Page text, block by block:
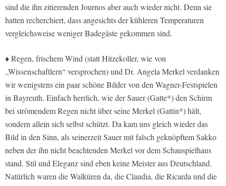
sind die ihn zitierenden Journos aber auch wieder nicht. Denn sie
hatten recherchiert, dass angesichts der kühleren Temperaturen
vergleichsweise weniger Badegäste gekommen sind.
♦ Regen, frischem Wind (statt Hitzekoller, wie von
„Wissenschaftlern“ versprochen) und Dr. Angela Merkel verdanken
wir wenigstens ein paar schöne Bilder von den Wagner-Festspielen
in Bayreuth. Einfach herrlich, wie der Sauer (Gatte*) den Schirm
bei strömendem Regen nicht über seine Merkel (Gattin*) hält,
sondern allein sich selbst schützt. Da kam uns gleich wieder das
Bild in den Sinn, als seinerzeit Sauer mit falsch geknöpftem Sakko
neben der ihn nicht beachtenden Merkel vor dem Schauspielhaus
stand. Stil und Eleganz sind eben keine Meister aus Deutschland.
Natürlich waren die Walküren da, die Claudia, die Ricarda und die